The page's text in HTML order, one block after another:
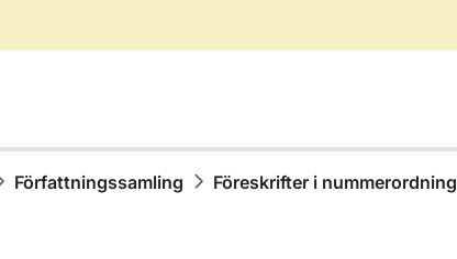
Författningssamling Föreskrifter i nummerordning